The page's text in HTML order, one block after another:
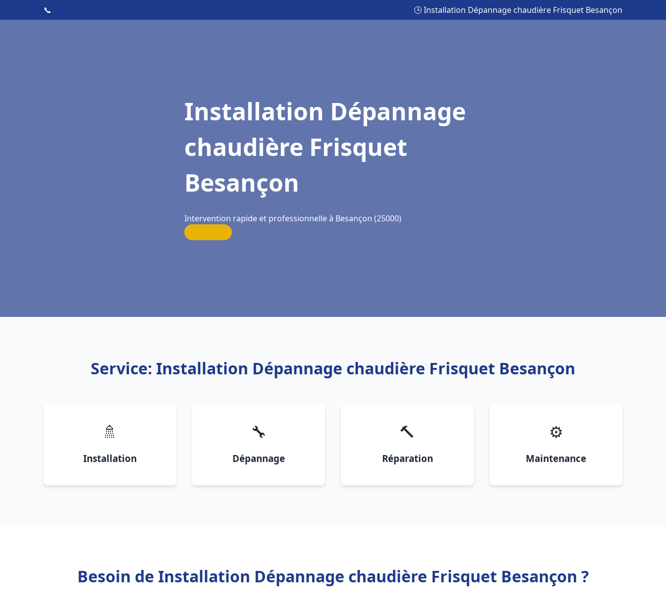
📞 🕒 Installation Dépannage chaudière Frisquet Besançon
Installation Dépannage
chaudière Frisquet
Besançon
Intervention rapide et professionnelle à Besançon (25000)
Service: Installation Dépannage chaudière Frisquet Besançon
🚿
Installation
🔧
Dépannage
🔨
Réparation
⚙️
Maintenance
Besoin de Installation Dépannage chaudière Frisquet Besançon ?